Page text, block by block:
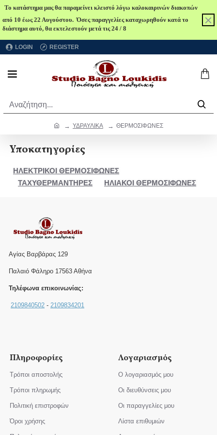
Το κατάστημα μας θα παραμείνει κλειστό λόγω καλοκαιρινών διακοπών
από 10 έως 22 Αυγούστου. Όσες παραγγελίες καταχωρηθούν κατά το
διάστημα αυτό, θα εκτελεστούν μετά τις 24 / 8
LOGIN REGISTER
ΥΔΡΑΥΛΙΚΑ ΘΕΡΜΟΣΙΦΩΝΕΣ
Υποκατηγορίες
ΗΛΕΚΤΡΙΚΟΙ ΘΕΡΜΟΣΙΦΩΝΕΣ
ΤΑΧΥΘΕΡΜΑΝΤΗΡΕΣ
ΗΛΙΑΚΟΙ ΘΕΡΜΟΣΙΦΩΝΕΣ
Αγίας Βαρβάρας 129
Παλαιό Φάληρο 17563 Αθήνα
Τηλέφωνα επικοινωνίας:
2109840502 - 2109834201
Πληροφορίες
Τρόποι αποστολής
Τρόποι πληρωμής
Πολιτική επιστροφών
Όροι χρήσης
Λογαριασμός
Ο λογαριασμός μου
Οι διευθύνσεις μου
Οι παραγγελίες μου
Λίστα επιθυμιών